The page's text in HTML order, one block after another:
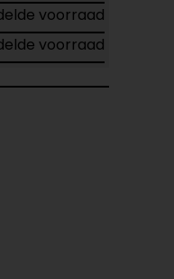
voorraad
voorraad